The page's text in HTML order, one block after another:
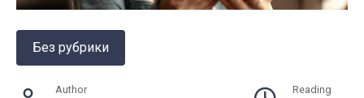
Без рубрики
Author Reading